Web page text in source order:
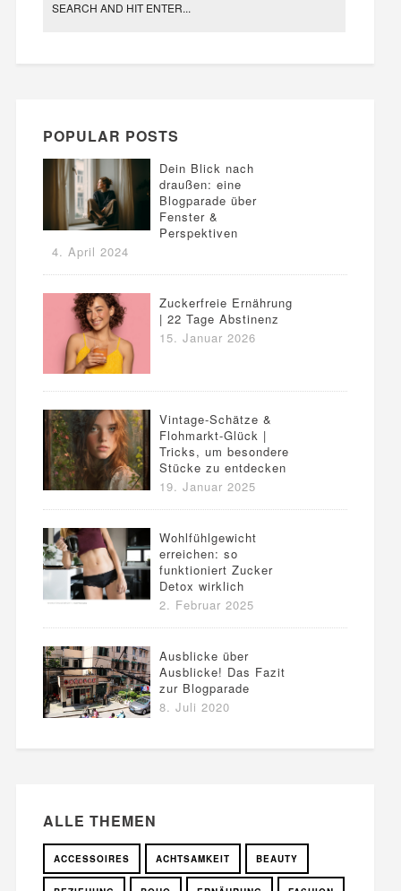
POPULAR POSTS
Dein Blick nach
draußen: eine
Blogparade über
Fenster &
Perspektiven
4. April 2024
Zuckerfreie Ernährung
| 22 Tage Abstinenz
15. Januar 2026
Vintage-Schätze &
Flohmarkt-Glück |
Tricks, um besondere
Stücke zu entdecken
19. Januar 2025
Wohlfühlgewicht
erreichen: so
funktioniert Zucker
Detox wirklich
2. Februar 2025
Ausblicke über
Ausblicke! Das Fazit
zur Blogparade
8. Juli 2020
ALLE THEMEN
ACCESSOIRES ACHTSAMKEIT BEAUTY